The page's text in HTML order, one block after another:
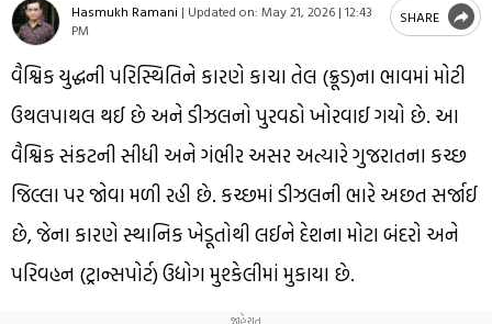
Hasmukh Ramani | Updated on: May 21, 2026 | 12:43
PM
SHARE
વૈશ્વિક યુદ્ધની પરિસ્થિતિને કારણે કાચા તેલ (ક્રૂડ)ના ભાવમાં મોટી
ઉથલપાથલ થઈ છે અને ડીઝલનો પુરવઠો ખોરવાઈ ગયો છે. આ
વૈશ્વિક સંકટની સીધી અને ગંભીર અસર અત્યારે ગુજરાતના કચ્છ
જિલ્લા પર જોવા મળી રહી છે. કચ્છમાં ડીઝલની ભારે અછત સર્જાઈ
છે, જેના કારણે સ્થાનિક ખેડૂતોથી લઈને દેશના મોટા બંદરો અને
પરિવહન (ટ્રાન્સપોર્ટ) ઉદ્યોગ મુશ્કેલીમાં મુકાયા છે.